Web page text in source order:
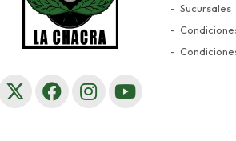
Sucursales